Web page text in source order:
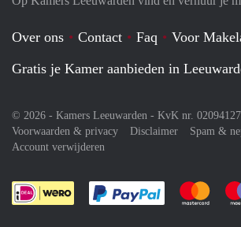
Over ons Contact Faq Voor
Gratis je Kamer aanbieden in
© 2026 - Kamers Leeuwarden - KvK nr.
Voorwaarden & privacy
Disclaimer
Spam &
Account verwijderen
Je rekent Je